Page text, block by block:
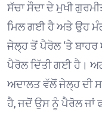
ਸੱਚਾ ਸੌਦਾ ਦੇ ਮੁਖੀ
ਮਿਲ ਗਈ ਹੈ ਅਤੇ ਉਹ
ਜੇਲ੍ਹ ਤੋਂ ਪੈਰੋਲ ‘ਤੇ ਬਾਹਰ
ਪੈਰੋਲ ਦਿੱਤੀ ਗਈ ਹੈ।
ਅਦਾਲਤ ਵੱਲੋਂ ਜੇਲ੍ਹ ਦੀ
ਹੈ, ਜਦੋਂ ਉਸ ਨੂੰ ਪੈਰੋਲ ਜਾਂ